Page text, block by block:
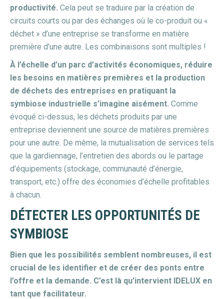
productivité. Cela peut se traduire par la création de
circuits courts ou par des échanges où le co-produit ou «
déchet » d’une entreprise se transforme en matière
première d’une autre. Les combinaisons sont multiples !
À l’échelle d’un parc d’activités économiques, réduire
les besoins en matières premières et la production
de déchets des entreprises en pratiquant la
symbiose industrielle s’imagine aisément. Comme
évoqué ci-dessus, les déchets produits par une
entreprise deviennent une source de matières premières
pour une autre. De même, la mutualisation de services tels
que la gardiennage, l’entretien des abords ou le partage
d’équipements (stockage, communauté d’énergie,
transport, etc.) offre des économies d’échelle profitables
à chacun.
DÉTECTER LES OPPORTUNITÉS DE
SYMBIOSE
Bien que les possibilités semblent nombreuses, il est
crucial de les identifier et de créer des ponts entre
l’offre et la demande. C’est là qu’intervient IDELUX en
tant que facilitateur.